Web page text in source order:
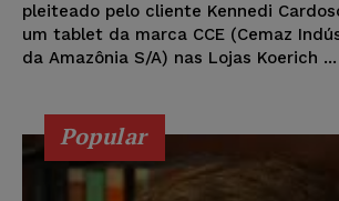
pleiteado pelo cliente Kennedi
um tablet da marca CCE (Cemaz
da Amazônia S/A) nas Lojas Koerich ...
Popular